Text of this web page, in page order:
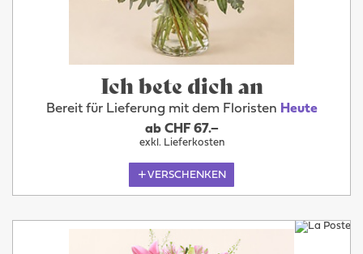
Ich bete dich an
Bereit für Lieferung mit dem Floristen Heute
ab CHF 67.–
exkl. Lieferkosten
VERSCHENKEN